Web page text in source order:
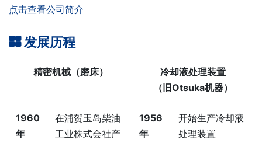
点击查看公司简介
发展历程
精密机械（磨床）
冷却液处理装置
（旧Otsuka机器）
1960
年
在浦贺玉岛柴油
工业株式会社产
1956
年
开始生产冷却液
处理装置